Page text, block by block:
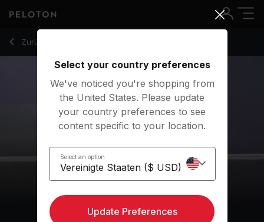
Zurück zu Meditationskurse
Zurück
10 Min Gratitude Meditation with Classical Music - Kristin
Select your country preferences
We've noticed you're shopping from
the United States. Please update
your country preferences to see
content specific to your location.
Select an option
Update Preferences